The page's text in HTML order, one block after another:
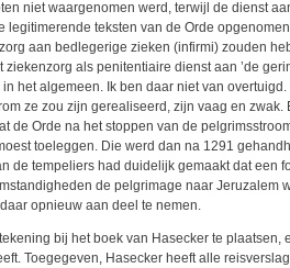
niet waargenomen werd, terwijl de dienst
legitimerende teksten van de Orde
aan bedlegerige zieken (infirmi) zouden
als penitentiaire dienst aan ’de
het algemeen. Ik ben daar niet van
ze zou zijn gerealiseerd, zijn vaag en
de Orde na het stoppen van de
toeleggen. Die werd dan na 1291
de tempeliers had duidelijk gemaakt dat een
de pelgrimage naar Jeruzalem
opnieuw aan deel te nemen.
bij het boek van Hasecker te
Toegegeven, Hasecker heeft alle